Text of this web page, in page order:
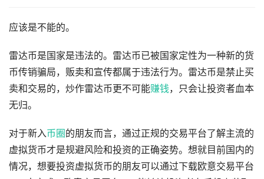
应该是不能的。
雷达币是国家是违法的。雷达币已被国家定性为一种新的货
币传销骗局，贩卖和宣传都属于违法行为。雷达币是禁止买
卖和交易的，炒作雷达币更不可能赚钱，只会让投资者血本
无归。
对于新入币圈 的朋友而言，通过正规的交易平台了解主流的
虚拟货币才是规避风险和投资的正确姿势。想就目前国内的
情况，想要投资虚拟货币的朋友可以通过下载欧意交易平台